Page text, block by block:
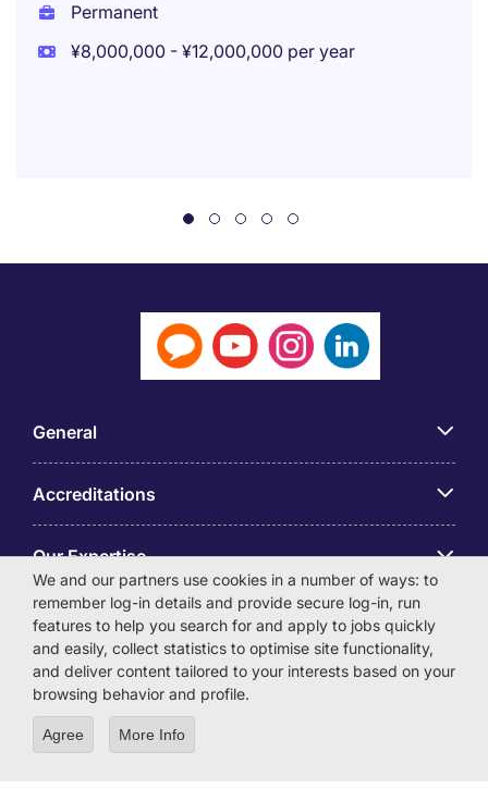
Permanent
¥8,000,000 - ¥12,000,000 per year
General
Accreditations
Our Expertise
アプリ
Employer Centre
We and our partners use cookies in a number of ways: to
remember log-in details and provide secure log-in, run
features to help you search for and apply to jobs quickly
and easily, collect statistics to optimise site functionality,
and deliver content tailored to your interests based on your
browsing behavior and profile.
Agree More Info